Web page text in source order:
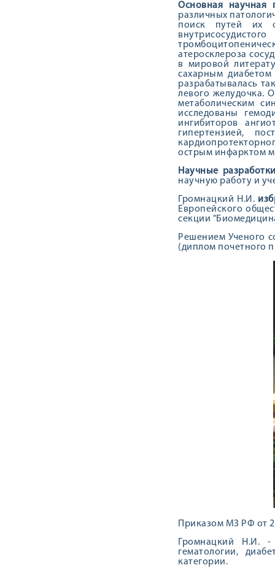
Основная научная
различных
поиск путей их
атеросклероза
в мировой
сахарным
разрабатывалась
левого желудочка.
метаболическим
исследованы
ингибиторов
гипертензией,
острым инфарктом
Научные
научную работу и
Громнацкий Н.И.
Европейского
секции
Решением Ученого
(диплом почетного
Приказом МЗ РФ от
Громнацкий Н.И. -
гематологии,
категории.